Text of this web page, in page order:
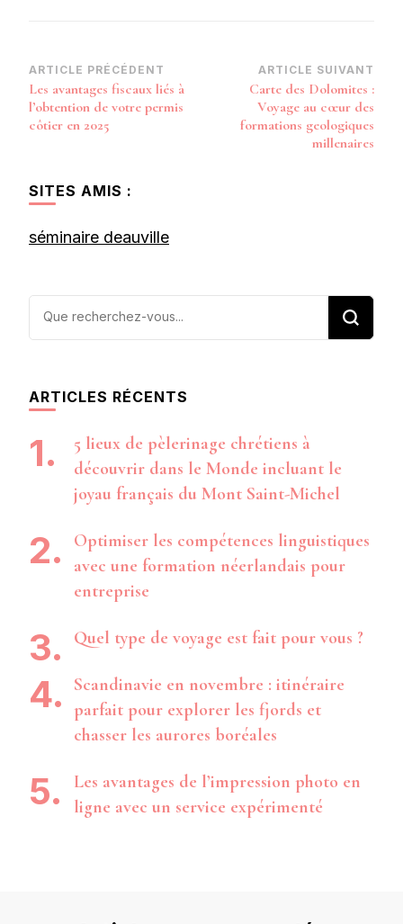
Navigation
d’article
ARTICLE PRÉCÉDENT
Les avantages fiscaux liés à
l’obtention de votre permis
côtier en 2025
ARTICLE SUIVANT
Carte des Dolomites :
Voyage au cœur des
formations geologiques
millenaires
SITES AMIS :
séminaire deauville
Vous
ARTICLES RÉCENTS
5 lieux de pèlerinage chrétiens à
découvrir dans le Monde incluant le
joyau français du Mont Saint-Michel
Optimiser les compétences linguistiques
avec une formation néerlandais pour
entreprise
Quel type de voyage est fait pour vous ?
Scandinavie en novembre : itinéraire
parfait pour explorer les fjords et
chasser les aurores boréales
Les avantages de l’impression photo en
ligne avec un service expérimenté